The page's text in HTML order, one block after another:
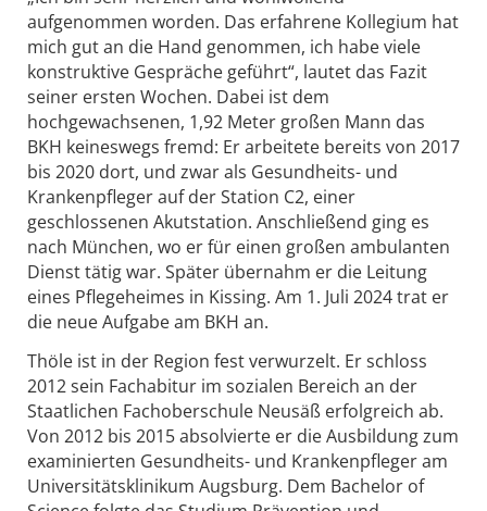
aufgenommen worden. Das erfahrene Kollegium hat
mich gut an die Hand genommen, ich habe viele
konstruktive Gespräche geführt“, lautet das Fazit
seiner ersten Wochen. Dabei ist dem
hochgewachsenen, 1,92 Meter großen Mann das
BKH keineswegs fremd: Er arbeitete bereits von 2017
bis 2020 dort, und zwar als Gesundheits- und
Krankenpfleger auf der Station C2, einer
geschlossenen Akutstation. Anschließend ging es
nach München, wo er für einen großen ambulanten
Dienst tätig war. Später übernahm er die Leitung
eines Pflegeheimes in Kissing. Am 1. Juli 2024 trat er
die neue Aufgabe am BKH an.
Thöle ist in der Region fest verwurzelt. Er schloss
2012 sein Fachabitur im sozialen Bereich an der
Staatlichen Fachoberschule Neusäß erfolgreich ab.
Von 2012 bis 2015 absolvierte er die Ausbildung zum
examinierten Gesundheits- und Krankenpfleger am
Universitätsklinikum Augsburg. Dem Bachelor of